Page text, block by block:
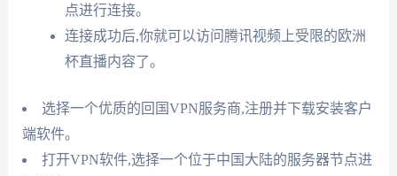
点进行连接。
连接成功后,你就可以访问腾讯视频上受限的欧洲
杯直播内容了。
选择一个优质的回国VPN服务商,注册并下载安装客户
端软件。
打开VPN软件,选择一个位于中国大陆的服务器节点进